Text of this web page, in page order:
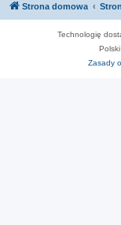
Strona domowa
Technologię
Zasady